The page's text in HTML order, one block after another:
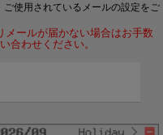
使用されているメールの設定をご
ールが届かない場合はお手数
合わせください。